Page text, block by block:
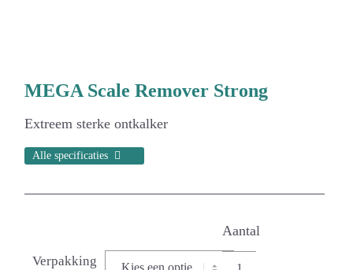
MEGA Scale Remover Strong
Extreem sterke ontkalker
Alle specificaties
Verpakking